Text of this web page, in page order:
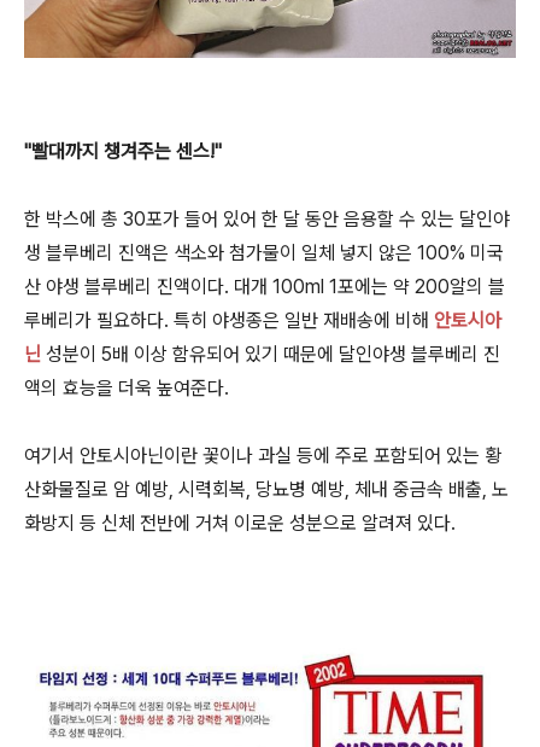
"빨대까지 챙겨주는 센스!"
한 박스에 총 30포가 들어 있어 한 달 동안 음용할 수 있는 달인야
생 블루베리 진액은 색소와 첨가물이 일체 넣지 않은 100% 미국
산 야생 블루베리 진액이다. 대개 100ml 1포에는 약 200알의 블
루베리가 필요하다. 특히 야생종은 일반 재배송에 비해 안토시아
닌 성분이 5배 이상 함유되어 있기 때문에 달인야생 블루베리 진
액의 효능을 더욱 높여준다.
여기서 안토시아닌이란 꽃이나 과실 등에 주로 포함되어 있는 황
산화물질로 암 예방, 시력회복, 당뇨병 예방, 체내 중금속 배출, 노
화방지 등 신체 전반에 거쳐 이로운 성분으로 알려져 있다.